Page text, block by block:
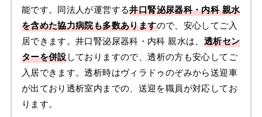
能です。同法人が運営する井口腎泌尿器科・内科 親水
を含めた協力病院も多数ありますので、安心してご入
居できます。井口腎泌尿器科・内科 親水は、 透析セン
ターを併設しておりますので、透析の方も安心してご
入居できます。透析時はヴィラドゥのぞみから送迎車
が出ており透析室内までの、送迎を職員が対応してお
ります。